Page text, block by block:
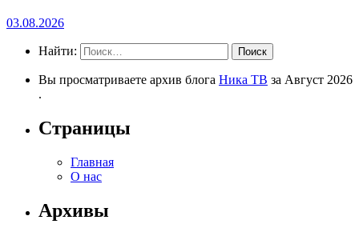
03.08.2026
Найти:
Вы просматриваете архив блога Ника ТВ за Август 2026
.
Страницы
Главная
О нас
Архивы